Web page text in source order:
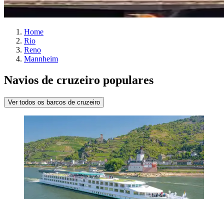
Home
Rio
Reno
Mannheim
Navios de cruzeiro populares
Ver todos os barcos de cruzeiro